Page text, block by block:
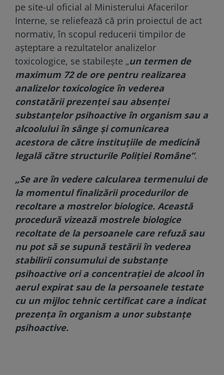
pe site-ul oficial al Ministerului Afacerilor
Interne, se reliefează că prin proiectul de act
normativ, în scopul reducerii timpilor de
aşteptare a rezultatelor analizelor
toxicologice, se stabileşte „un termen de
maximum 72 de ore pentru realizarea
analizelor toxicologice în vederea
constatării prezenţei sau absenţei
substanţelor psihoactive în organism sau a
alcoolului în sânge şi comunicarea
acestora de către instituţiile de medicină
legală către structurile Poliţiei Române”.
„Se are în vedere calcularea termenului de
la momentul finalizării procedurilor de
recoltare a mostrelor biologice. Această
procedură vizează mostrele biologice
recoltate de la persoanele care refuză sau
nu pot să se supună testării în vederea
stabilirii consumului de substanţe
psihoactive ori a concentraţiei de alcool în
aerul expirat sau de la persoanele testate
cu un mijloc tehnic certificat care a indicat
prezenţa în organism a unor substanţe
psihoactive.